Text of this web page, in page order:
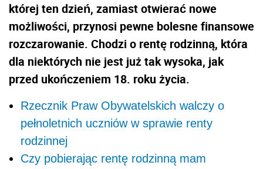
której ten dzień, zamiast otwierać nowe
możliwości, przynosi pewne bolesne finansowe
rozczarowanie. Chodzi o rentę rodzinną, która
dla niektórych nie jest już tak wysoka, jak
przed ukończeniem 18. roku życia.
Rzecznik Praw Obywatelskich walczy o
pełnoletnich uczniów w sprawie renty
rodzinnej
Czy pobierając rentę rodzinną mam